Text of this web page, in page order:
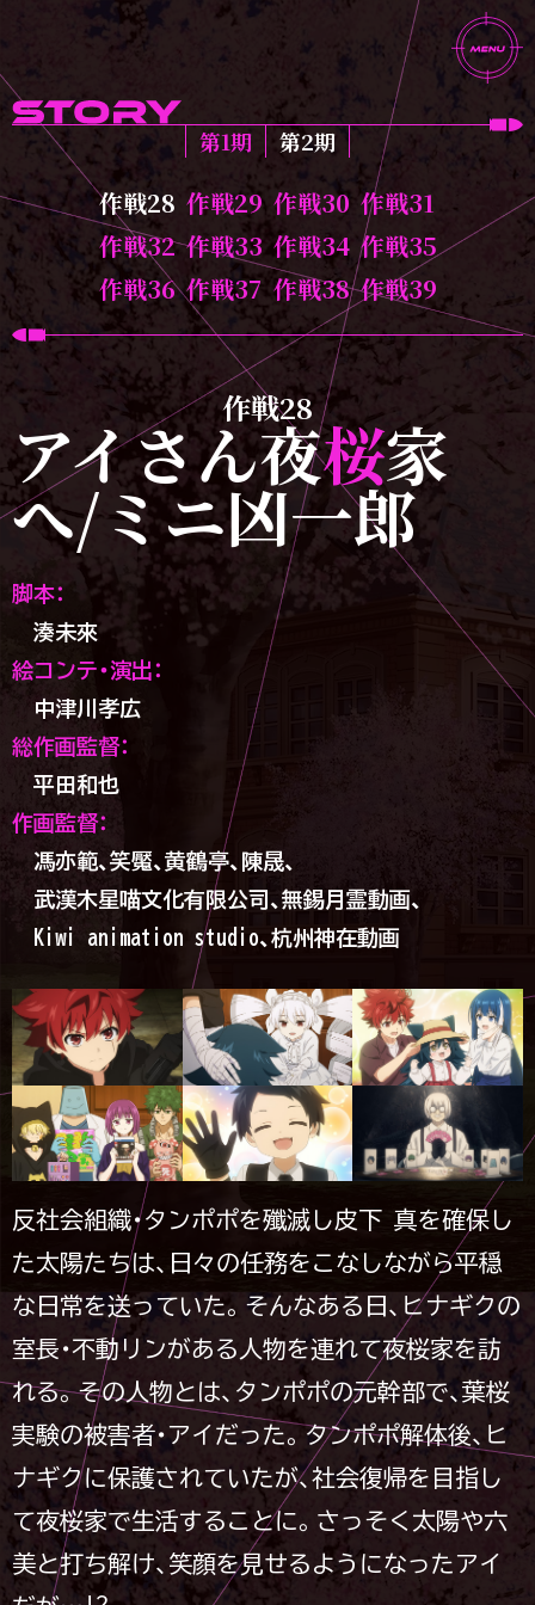
第1期 第2期
作戦28 作戦29 作戦30 作戦31
作戦32 作戦33 作戦34 作戦35
作戦36 作戦37 作戦38 作戦39
作戦28
アイさん夜桜家
へ/ミニ凶一郎
脚本：
湊未來
絵コンテ・演出：
中津川孝広
総作画監督：
平田和也
作画監督：
馮亦範、 笑魘、 黄鶴亭、 陳晟、
武漢木星喵文化有限公司、 無錫月霊動画、
Kiwi animation studio、 杭州神在動画
反社会組織・タンポポを殲滅し皮下 真を確保し
た太陽たちは、日々の任務をこなしながら平穏
な日常を送っていた。そんなある日、ヒナギクの
室長・不動リンがある人物を連れて夜桜家を訪
れる。その人物とは、タンポポの元幹部で、葉桜
実験の被害者・アイだった。タンポポ解体後、ヒ
ナギクに保護されていたが、社会復帰を目指し
て夜桜家で生活することに。さっそく太陽や六
美と打ち解け、笑顔を見せるようになったアイ